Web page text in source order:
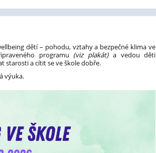
dětí – pohodu, vztahy a bezpečné klima ve
programu (viz plakát)a vedou děti
starosti a cítit se ve škole dobře.
výuka.